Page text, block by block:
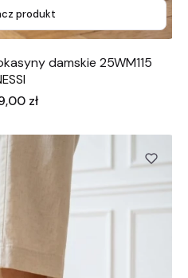
produkt
damskie 25WM115
zł